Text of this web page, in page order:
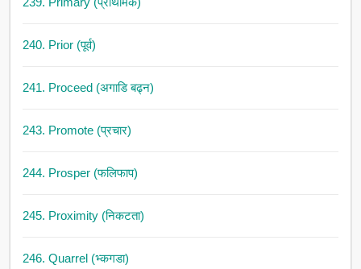
240. Prior (पूर्व)
241. Proceed (अगाडि बढ्न)
243. Promote (प्रचार)
244. Prosper (फलिफाप)
245. Proximity (निकटता)
246. Quarrel (भ्कगडा)